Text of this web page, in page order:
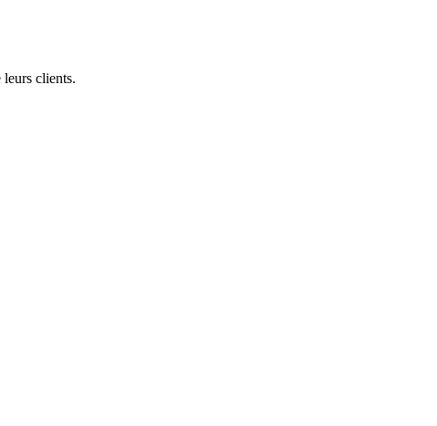
leurs clients.